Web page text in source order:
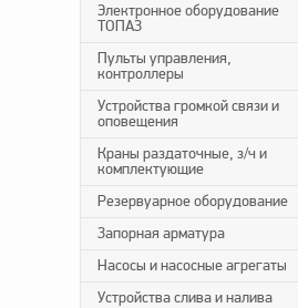
Электронное оборудование
ТОПАЗ
Пульты управления,
контроллеры
Устройства громкой связи и
оповещения
Краны раздаточные, з/ч и
комплектующие
Резервуарное оборудование
Запорная арматура
Насосы и насосные агрегаты
Устройства слива и налива